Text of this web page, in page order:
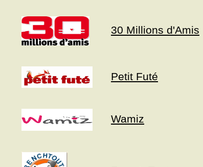
30 Millions d'Amis
Petit Futé
Wamiz